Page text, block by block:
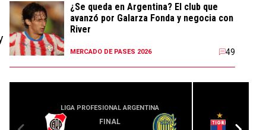
¿Se queda en Argentina? El club que
avanzó por Galarza Fonda y negocia con
River
MERCADO DE PASES 2026 49
LIGA PROFESIONAL ARGENTINA
FINAL